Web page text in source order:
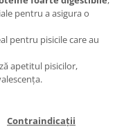
pentru a asigura o
pentru pisicile care au
apetitul pisicilor,
Contraindicații